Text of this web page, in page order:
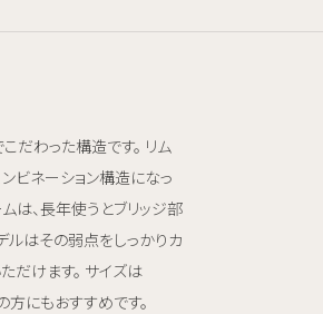
だわった構造です。 リム
ビネーション構造になっ
は、長年使うとブリッジ部
ルはその弱点をしっかりカ
だけます。 サイズは
にもおすすめです。